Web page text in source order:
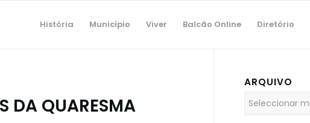
História Município Viver Balcão Online Diretório
DA QUARESMA
ARQUIVO